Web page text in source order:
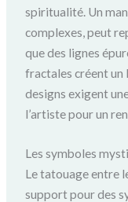
spiritualité. Un
complexes, peut
que des lignes
fractales créent un
designs exigent
l’artiste pour un
Les symboles
Le tatouage entre
support pour des